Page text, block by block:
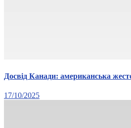
Досвід Канади: американська
17/10/2025